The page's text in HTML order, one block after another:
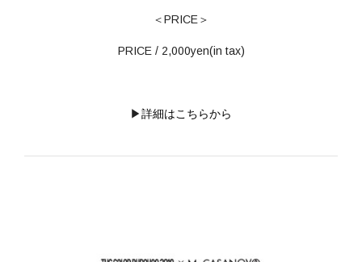
＜PRICE＞
PRICE / 2,000yen(in tax)
▶詳細はこちらから